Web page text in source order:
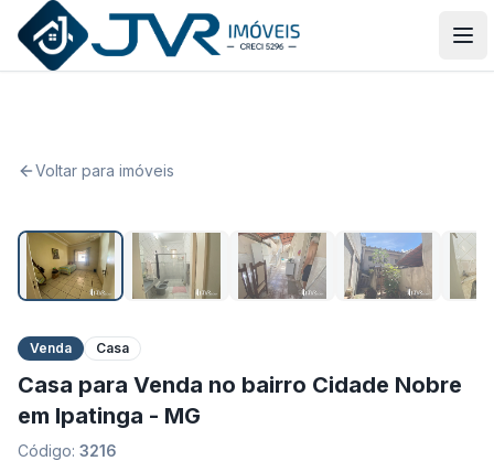
JVR Imóveis
Voltar para imóveis
Venda Casa
Casa para Venda no bairro Cidade Nobre
em Ipatinga - MG
Código: 3216